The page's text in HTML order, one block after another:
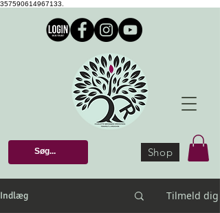
357590614967133.
Shop
Indlæg Tilmeld dig